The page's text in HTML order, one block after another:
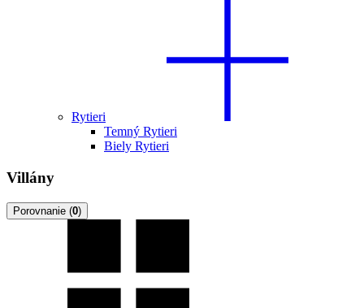
Rytieri
Temný Rytieri
Biely Rytieri
Villány
Porovnanie (0)